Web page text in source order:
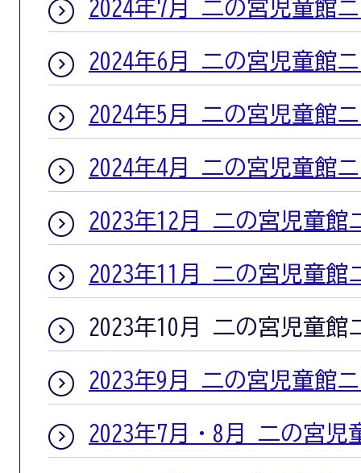
2024年7月 二の宮児童館
2024年6月 二の宮児童館
2024年5月 二の宮児童館
2024年4月 二の宮児童館
2023年12月 二の宮児童館
2023年11月 二の宮児童館
2023年10月 二の宮児童館
2023年9月 二の宮児童館
2023年7月・8月 二の宮児